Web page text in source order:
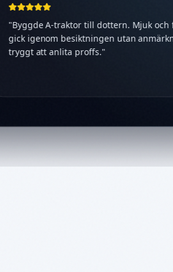
"Byggde A-traktor till dottern. Mjuk
gick igenom besiktningen utan
tryggt att anlita proffs.